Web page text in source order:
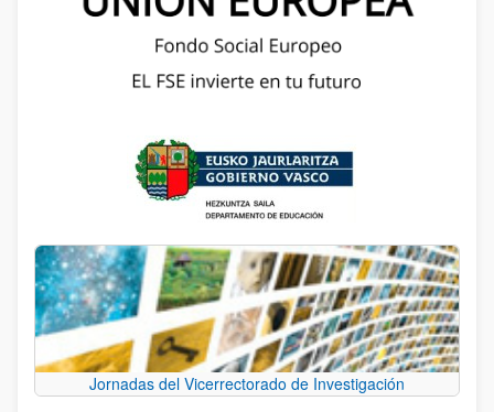
Jornadas del Vicerrectorado de Investigación